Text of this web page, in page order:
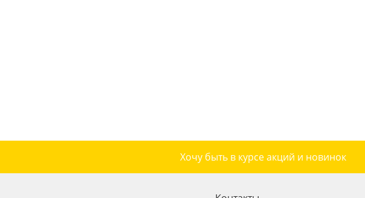
Хочу быть в курсе акций и новинок